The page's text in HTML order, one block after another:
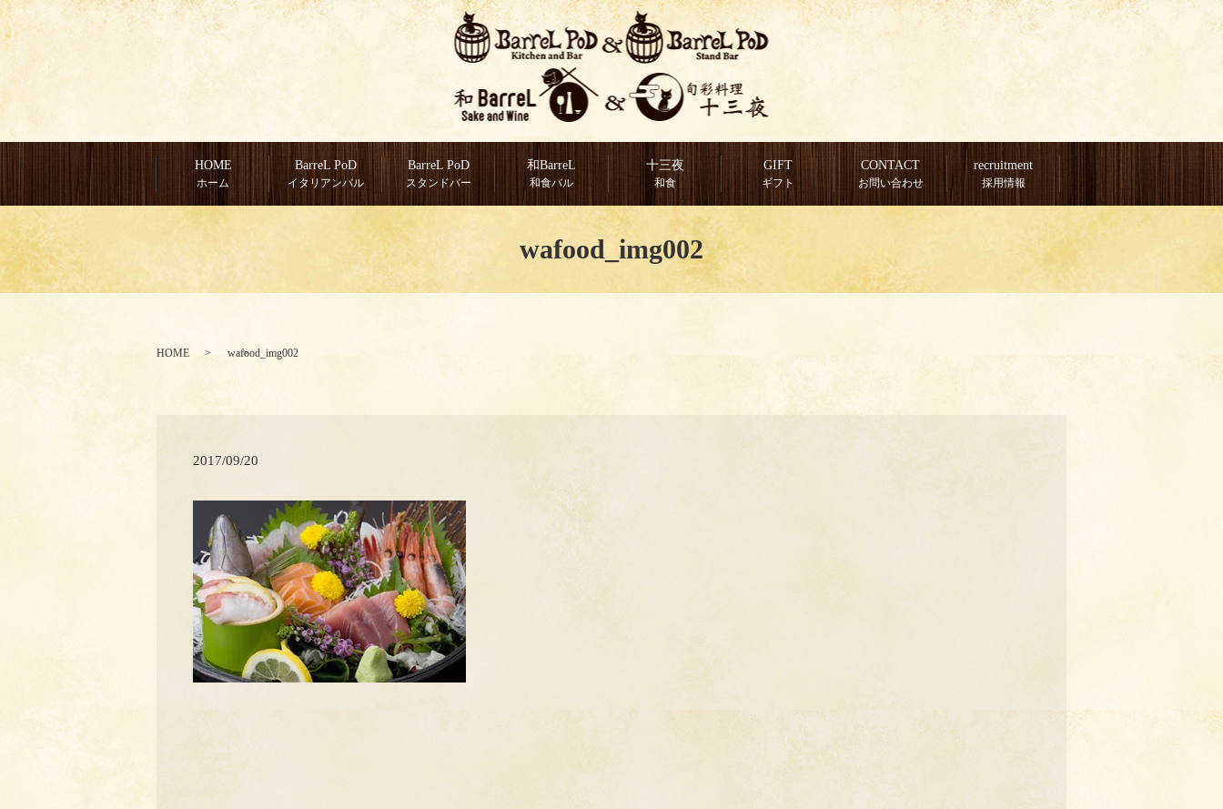
HOME
ホーム
BarreL PoD
イタリアンバル
BarreL PoD
スタンドバー
和BarreL
和食バル
十三夜
和食
GIFT
ギフト
CONTACT
お問い合わせ
recruitment
採用情報
wafood_img002
HOME wafood_img002
2017/09/20